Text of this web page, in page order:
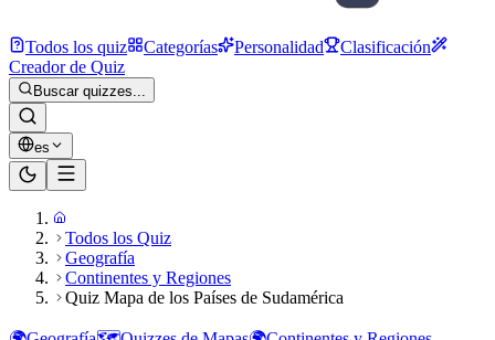
Todos los quiz Categorías Personalidad
Clasificación
Creador de Quiz
Buscar quizzes...
es
Todos los Quiz
Geografía
Continentes y Regiones
Quiz Mapa de los Países de Sudamérica